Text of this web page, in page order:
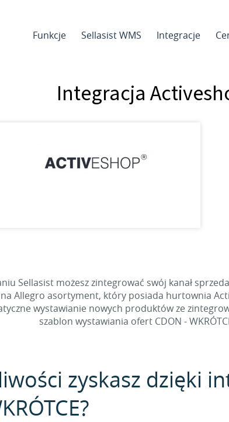
Funkcje Sellasist WMS Integracje
Integracja
Sellasist możesz zintegrować swój kanał
Allegro asortyment, który posiada hurtownia
wystawianie nowych produktów ze
szablon wystawiania ofert CDON -
zyskasz dzięki